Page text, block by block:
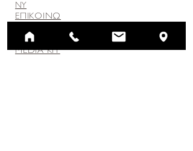
NY
ΕΠΙΚΟΙΝΩ
CONTACT
MEDIA KIT